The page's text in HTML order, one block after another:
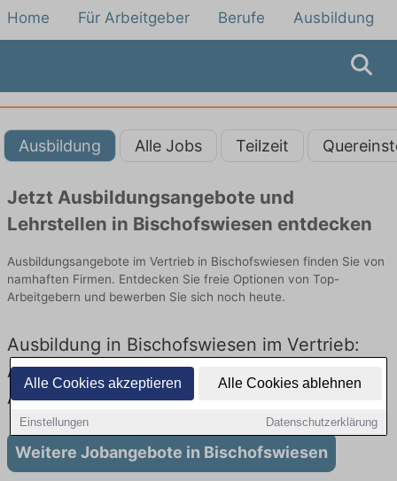
Alle Cookies akzeptieren Alle Cookies ablehnen
Einstellungen Datenschutzerklärung
Home Für Arbeitgeber Berufe Ausbildung
Ausbildung Alle Jobs Teilzeit
Jetzt Ausbildungsangebote und
Lehrstellen in Bischofswiesen entdecken
Ausbildungsangebote im Vertrieb in Bischofswiesen finden Sie von
namhaften Firmen. Entdecken Sie freie Optionen von Top-
Arbeitgebern und bewerben Sie sich noch heute.
Ausbildung in Bischofswiesen im Vertrieb:
Aktuell gibt es keine Stellenangebote für
Ausbildung in Bischofswiesen
Weitere Jobangebote in Bischofswiesen